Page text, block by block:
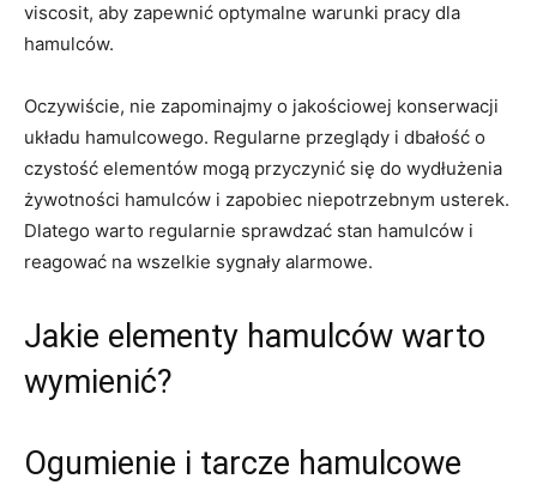
viscosit, aby zapewnić optymalne warunki pracy⁣ dla
hamulców.
Oczywiście, nie zapominajmy o jakościowej konserwacji
układu hamulcowego. Regularne przeglądy i dbałość o
czystość elementów mogą ‍przyczynić ⁢się do wydłużenia
żywotności hamulców⁣ i zapobiec niepotrzebnym usterek.
Dlatego warto regularnie sprawdzać stan hamulców ⁣i
reagować na wszelkie sygnały alarmowe.
Jakie elementy hamulców warto
wymienić?
Ogumienie i tarcze hamulcowe